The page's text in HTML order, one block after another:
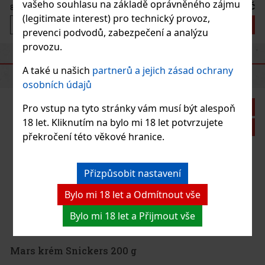
vašeho souhlasu na základě oprávněného zájmu
(legitimate interest) pro technický provoz,
prevenci podvodů, zabezpečení a analýzu
provozu.
A také u našich partnerů a jejich zásad ochrany
osobních údajů
Pro vstup na tyto stránky vám musí být alespoň
18 let. Kliknutím na bylo mi 18 let potvrzujete
překročení této věkové hranice.
Přizpůsobit nastavení
Bylo mi 18 let a Odmítnout vše
Bylo mi 18 let a Přijmout vše
drobným zdo
89 Kč bez DPH 100 Kč
Do košíku
Storck Merci Lovelies White 185g
Storck Merci Lovelies White je výběr čokoládových kuliček pro
všechny, kdo si rádi dopřejí jemnou a krémovou chuť bílé čokolády
DOPORUČENÉ PRODUKTY